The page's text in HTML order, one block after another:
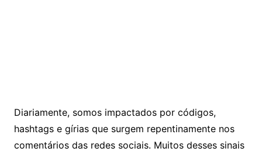
Diariamente, somos impactados por códigos,
hashtags e gírias que surgem repentinamente nos
comentários das redes sociais. Muitos desses sinais